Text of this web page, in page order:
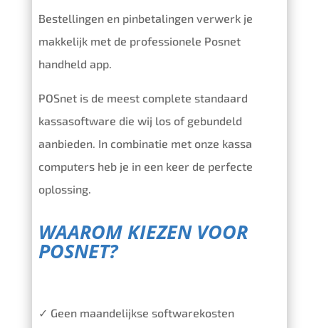
Bestellingen en pinbetalingen verwerk je
makkelijk met de professionele Posnet
handheld app.
POSnet is de meest complete standaard
kassasoftware die wij los of gebundeld
aanbieden. In combinatie met onze kassa
computers heb je in een keer de perfecte
oplossing.
WAAROM KIEZEN VOOR
POSNET?
✓ Geen maandelijkse softwarekosten